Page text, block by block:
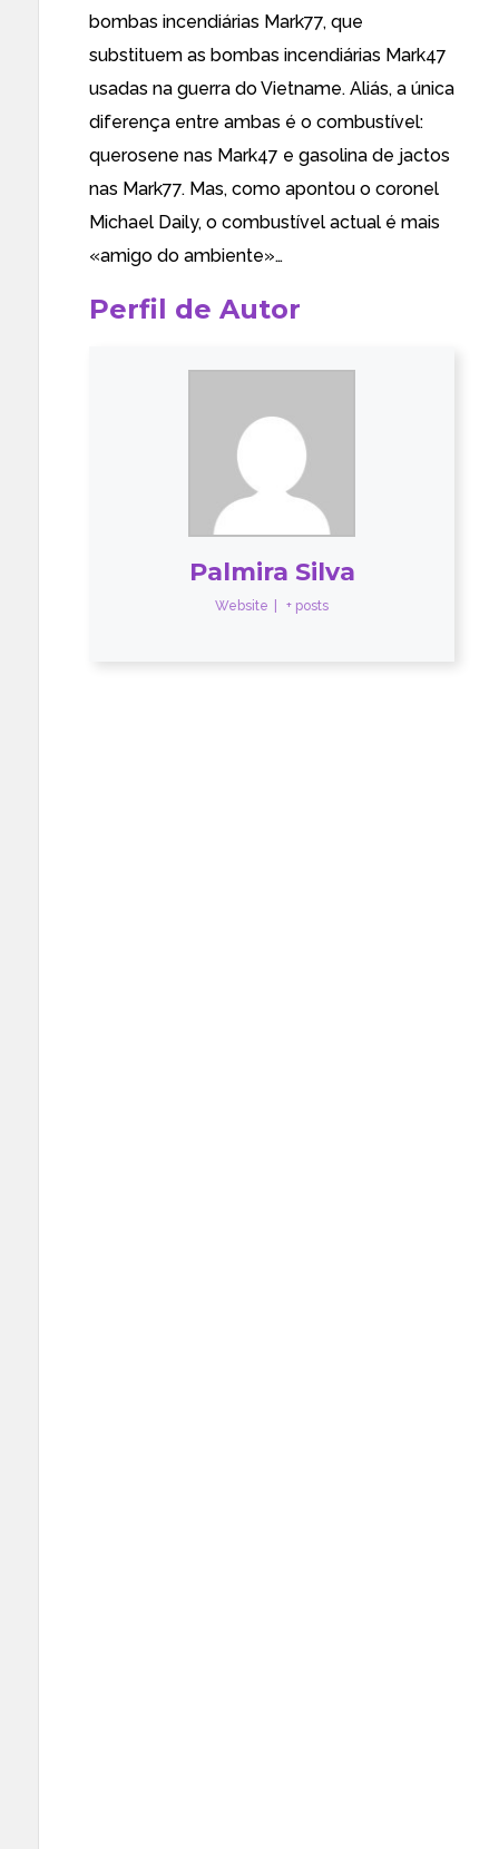
bombas incendiárias Mark77, que
substituem as bombas incendiárias Mark47
usadas na guerra do Vietname. Aliás, a única
diferença entre ambas é o combustível:
querosene nas Mark47 e gasolina de jactos
nas Mark77. Mas, como apontou o coronel
Michael Daily, o combustível actual é mais
«amigo do ambiente»…
Perfil de Autor
Palmira Silva
Website + posts